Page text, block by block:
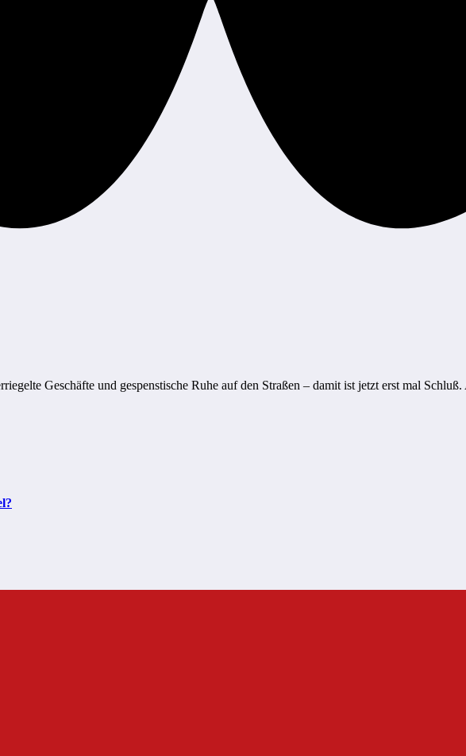
Geschäfte und gespenstische Ruhe auf den Straßen – damit ist jetzt erst mal